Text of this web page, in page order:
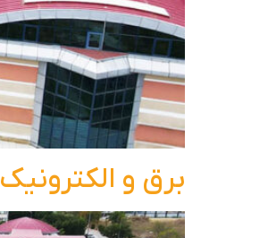
برق و الکترونیک